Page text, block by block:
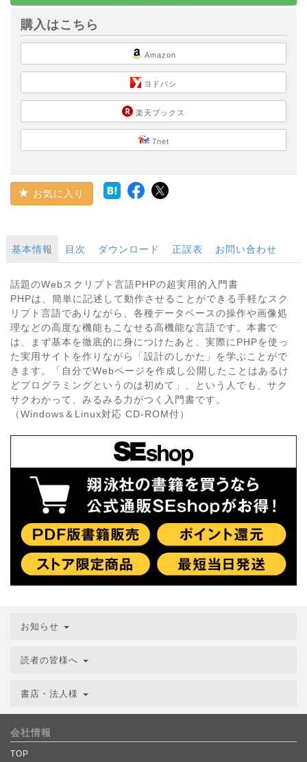
購入はこちら
Amazon
ヨドバシ
楽天ブックス
7net
お気に入り
基本情報 目次 ダウンロード 正誤表 お問い合わせ
話題のWebスクリプト言語PHPの超実用的入門書
PHPは、簡単に記述して動作させることができる手軽なスク
リプト言語でありながら、各種データベースの操作や画像処
理などの高度な機能もこなせる高機能な言語です。本書で
は、まず基本を徹底的に身につけたあと、実際にPHPを使っ
た実用サイトを作りながら「設計のしかた」を学ぶことがで
きます。「自分でWebページを作成し公開したことはあるけ
どプログラミングというのは初めて」、という人でも、サク
サクわかって、みるみる力がつく入門書です。
（Windows＆Linux対応 CD-ROM付）
お知らせ
読者の皆様へ
書店・法人様
会社情報
TOP